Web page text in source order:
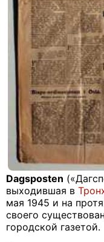
Dagsposten
выходившая в
мая 1945 и на
своего
городской газетой.